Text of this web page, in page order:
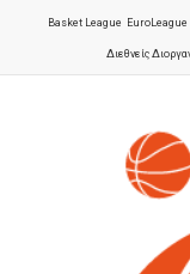
Basket League EuroLeague
Διεθνείς